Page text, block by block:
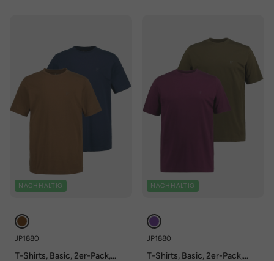
NACHHALTIG
JP1880
T-Shirts, Basic, 2er-Pack,
NACHHALTIG
JP1880
T-Shirts, Basic, 2er-Pack,